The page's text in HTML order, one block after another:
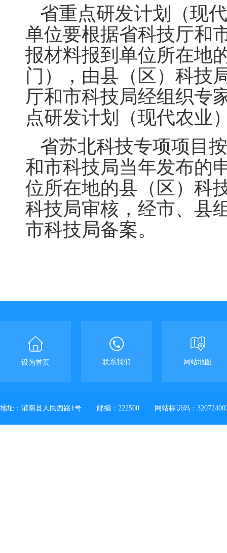
省重点研发计划（现
单位要根据省科技厅和
报材料报到单位所在地
门）
， 由县（区）科技
厅和市科技局经组织专
点研发计划（现代农业
省苏北科技专项项目
和市科技局当年发布的
位所在地的县（区）科
科技局审核，经市、县
市科技局备案。
设为首页 联系我们 网站地图
地址：灌南县人民西路1号 邮编：222500 网站标识码：